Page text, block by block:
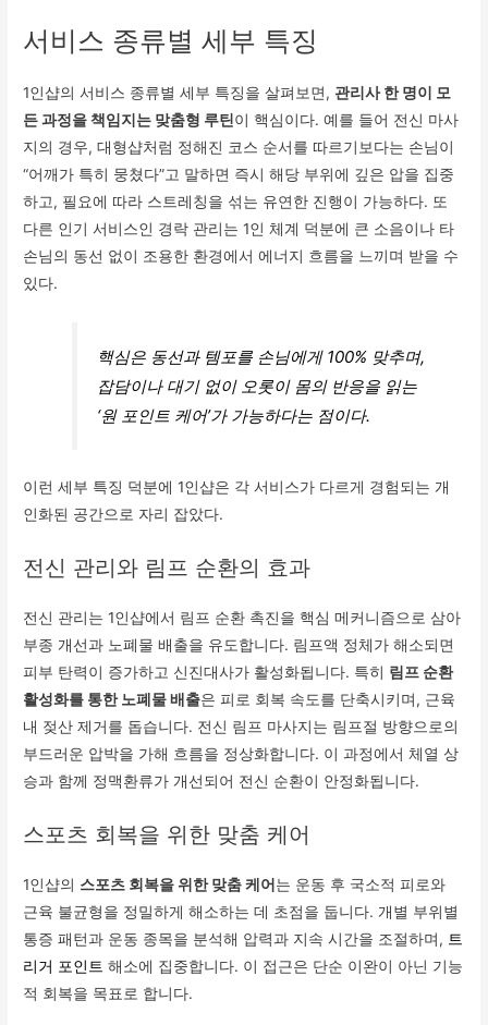
서비스 종류별 세부 특징
1인샵의 서비스 종류별 세부 특징을 살펴보면, 관리사 한 명이 모
든 과정을 책임지는 맞춤형 루틴이 핵심이다. 예를 들어 전신 마사
지의 경우, 대형샵처럼 정해진 코스 순서를 따르기보다는 손님이
“어깨가 특히 뭉쳤다”고 말하면 즉시 해당 부위에 깊은 압을 집중
하고, 필요에 따라 스트레칭을 섞는 유연한 진행이 가능하다. 또
다른 인기 서비스인 경락 관리는 1인 체계 덕분에 큰 소음이나 타
손님의 동선 없이 조용한 환경에서 에너지 흐름을 느끼며 받을 수
있다.
핵심은 동선과 템포를 손님에게 100% 맞추며,
잡담이나 대기 없이 오롯이 몸의 반응을 읽는
‘원 포인트 케어’가 가능하다는 점이다.
이런 세부 특징 덕분에 1인샵은 각 서비스가 다르게 경험되는 개
인화된 공간으로 자리 잡았다.
전신 관리와 림프 순환의 효과
전신 관리는 1인샵에서 림프 순환 촉진을 핵심 메커니즘으로 삼아
부종 개선과 노폐물 배출을 유도합니다. 림프액 정체가 해소되면
피부 탄력이 증가하고 신진대사가 활성화됩니다. 특히 림프 순환
활성화를 통한 노폐물 배출은 피로 회복 속도를 단축시키며, 근육
내 젖산 제거를 돕습니다. 전신 림프 마사지는 림프절 방향으로의
부드러운 압박을 가해 흐름을 정상화합니다. 이 과정에서 체열 상
승과 함께 정맥환류가 개선되어 전신 순환이 안정화됩니다.
스포츠 회복을 위한 맞춤 케어
1인샵의 스포츠 회복을 위한 맞춤 케어 는 운동 후 국소적 피로와
근육 불균형을 정밀하게 해소하는 데 초점을 둡니다. 개별 부위별
통증 패턴과 운동 종목을 분석해 압력과 지속 시간을 조절하며, 트
리거 포인트 해소에 집중합니다. 이 접근은 단순 이완이 아닌 기능
적 회복을 목표로 합니다.